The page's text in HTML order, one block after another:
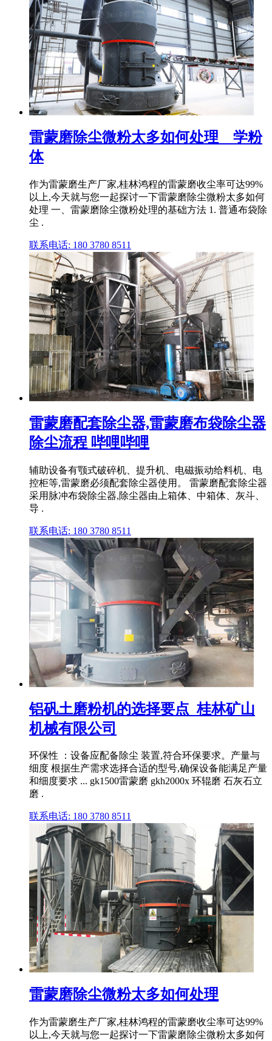
雷蒙磨除尘微粉太多如何处理 _ 学粉
体
作为雷蒙磨生产厂家,桂林鸿程的雷蒙磨收尘率可达99%
以上,今天就与您一起探讨一下雷蒙磨除尘微粉太多如何
处理 一、雷蒙磨除尘微粉处理的基础方法 1. 普通布袋除
尘 .
联系电话: 180 3780 8511
雷蒙磨配套除尘器,雷蒙磨布袋除尘器
除尘流程 哔哩哔哩
辅助设备有颚式破碎机、提升机、电磁振动给料机、电
控柜等,雷蒙磨必须配套除尘器使用。 雷蒙磨配套除尘器
采用脉冲布袋除尘器,除尘器由上箱体、中箱体、灰斗、
导 .
联系电话: 180 3780 8511
铝矾土磨粉机的选择要点_桂林矿山
机械有限公司
环保性 ：设备应配备除尘 装置,符合环保要求。产量与
细度 根据生产需求选择合适的型号,确保设备能满足产量
和细度要求 ... gk1500雷蒙磨 gkh2000x 环辊磨 石灰石立
磨 .
联系电话: 180 3780 8511
雷蒙磨除尘微粉太多如何处理
作为雷蒙磨生产厂家,桂林鸿程的雷蒙磨收尘率可达99%
以上,今天就与您一起探讨一下雷蒙磨除尘微粉太多如何